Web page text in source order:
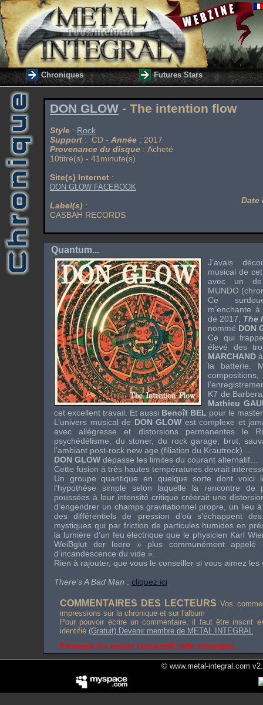
Chroniques Futures Stars
DON GLOW - The intention flow
Style : Rock
Support : CD - Année : 2017
Provenance du disque : Acheté
10titre(s) - 41minute(s)
Site(s) Internet :
DON GLOW FACEBOOK
Label(s) :
CASBAH RECORDS
Date
Quantum...
J’avais
musical de
avec un
MUNDO
Ce
m’enchante
de 2017, The
nommé DON
Ce qui
élevé des
MARCHAND
la batterie.
K7 de
Mathieu
cet excellent travail. Et aussi Benoît BEL pour le
L’univers musical de DON GLOW est complexe et
avec allégresse et distorsions permanentes le
psychédélisme, du stoner, du rock garage, brut,
l’ambiant post-rock new age (filiation du Krautrock)…
DON GLOW dépasse les limites du courant alternatif…
Cette fusion à très hautes températures devrait
Un groupe quantique en quelque sorte dont
l’hypothèse simple selon laquelle la rencontre de
poussées à leur intensité critique créerait une
d’engendrer un champs gravitationnel propre, un lieu
des différentiels de pression d’où s’échappent
mystiques qui par friction de particules humides en
la lumière d’un feu électrique que le physicien Karl
WeiBglut der leere » plus communément
d’incandescence du vide ».
Rien à rajouter, que vous le conseiller si vous aimez
There’s A Bad Man : cliquez ici
COMMENTAIRES DES LECTEURS Vos
impressions sur la chronique et sur l'album
Pour pouvoir écrire un commentaire, il faut être inscrit
identifié (Gratuit) Devenir membre de METAL INTEGRAL
Personne n'a encore commenté cette chronique.
© www.metal-integral.com